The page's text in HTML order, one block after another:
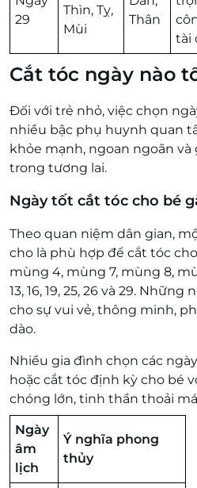
29
Thìn, Tỵ,
Mùi
Thân
tài
Cắt tóc ngày nào
Đối với trẻ nhỏ, việc chọn
nhiều bậc phụ huynh quan
khỏe mạnh, ngoan ngoãn
trong tương lai.
Ngày tốt cắt tóc cho bé
Theo quan niệm dân gian,
cho là phù hợp để cắt tóc
mùng 4, mùng 7, mùng 8,
13, 16, 19, 25, 26 và 29.
cho sự vui vẻ, thông minh,
dào.
Nhiều gia đình chọn các
hoặc cắt tóc định kỳ cho bé
chóng lớn, tinh thần thoải
Ngày
âm
lịch
Ý nghĩa phong
thủy